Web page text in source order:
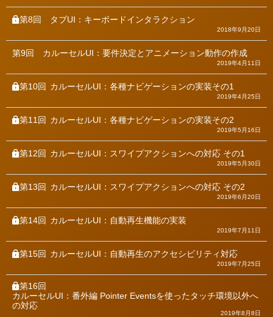
第8回 タブUI：キーボードインタラクション
2018年9月20日
第9回 カルーセルUI：要件決定とアニメーション動作の作成
2019年4月11日
第10回 カルーセルUI：各種ナビゲーションの実装その1
2019年4月25日
第11回 カルーセルUI：各種ナビゲーションの実装その2
2019年5月16日
第12回 カルーセルUI：スワイプアクションへの対応 その1
2019年5月30日
第13回 カルーセルUI：スワイプアクションへの対応 その2
2019年6月20日
第14回 カルーセルUI：自動再生機能の実装
2019年7月11日
第15回 カルーセルUI：自動再生のアクセシビリティ対応
2019年7月25日
第16回
カルーセルUI：番外編 Pointer Eventsを使ったタッチ環境以外へ
の対応
2019年8月8日